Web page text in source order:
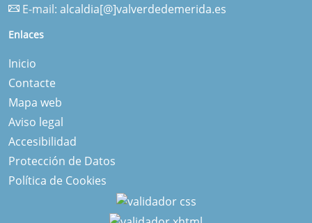
E-mail: alcaldia[@]valverdedemerida.es
Enlaces
Inicio
Contacte
Mapa web
Aviso legal
Accesibilidad
Protección de Datos
Política de Cookies